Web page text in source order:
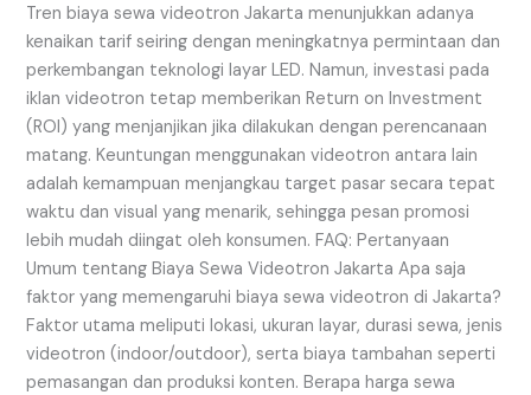
Tren biaya sewa videotron Jakarta menunjukkan adanya
kenaikan tarif seiring dengan meningkatnya permintaan dan
perkembangan teknologi layar LED. Namun, investasi pada
iklan videotron tetap memberikan Return on Investment
(ROI) yang menjanjikan jika dilakukan dengan perencanaan
matang. Keuntungan menggunakan videotron antara lain
adalah kemampuan menjangkau target pasar secara tepat
waktu dan visual yang menarik, sehingga pesan promosi
lebih mudah diingat oleh konsumen. FAQ: Pertanyaan
Umum tentang Biaya Sewa Videotron Jakarta Apa saja
faktor yang memengaruhi biaya sewa videotron di Jakarta?
Faktor utama meliputi lokasi, ukuran layar, durasi sewa, jenis
videotron (indoor/outdoor), serta biaya tambahan seperti
pemasangan dan produksi konten. Berapa harga sewa